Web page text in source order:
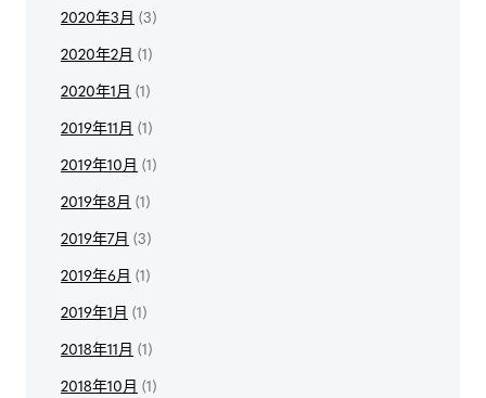
2020年3月 (3)
2020年2月 (1)
2020年1月 (1)
2019年11月 (1)
2019年10月 (1)
2019年8月 (1)
2019年7月 (3)
2019年6月 (1)
2019年1月 (1)
2018年11月 (1)
2018年10月 (1)